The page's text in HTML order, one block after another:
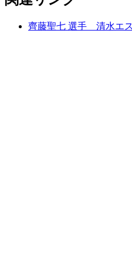
齊藤聖七 選手 清水エ